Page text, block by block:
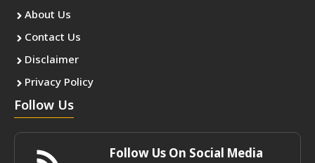
About Us
Contact Us
Disclaimer
Privacy Policy
Follow Us
Follow Us On Social Media